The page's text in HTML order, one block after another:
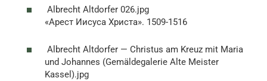
Albrecht Altdorfer 026.jpg
«Арест Иисуса Христа». 1509-1516
Albrecht Altdorfer — Christus am Kreuz mit Maria
und Johannes (Gemäldegalerie Alte Meister
Kassel).jpg